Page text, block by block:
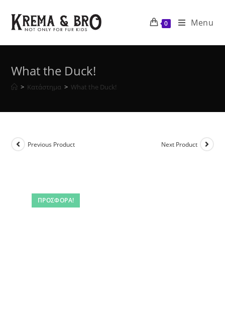
content
0 Menu
What the Duck!
> Κατάστημα > What the Duck!
ΠΡΟΣΦΟΡΆ!
Previous Product Next Product